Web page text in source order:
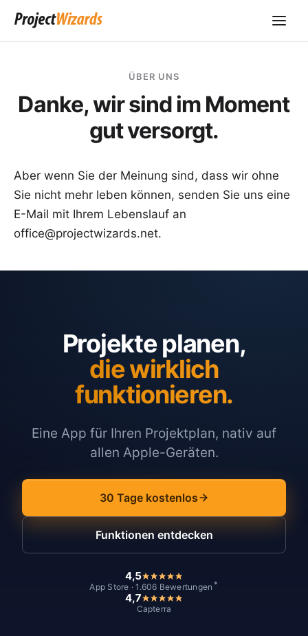
ÜBER UNS
Danke, wir sind im Moment
gut versorgt.
Aber wenn Sie der Meinung sind, dass wir ohne
Sie nicht mehr leben können, senden Sie uns eine
E-Mail mit Ihrem Lebenslauf an
office@projectwizards.net.
Projekte planen,
die wirklich
funktionieren.
Eine App für Ihren Projektplan, nativ auf
allen Apple-Geräten.
30 Tage kostenlos
Funktionen entdecken
4,5
App Store · 1.606 Bewertungen *
4,7
Capterra